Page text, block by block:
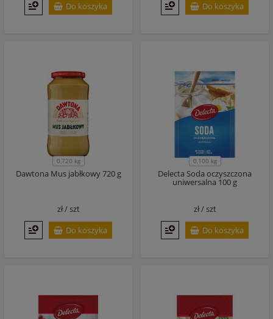
Do koszyka
Do koszyka
0,720 kg
Dawtona Mus jabłkowy 720 g
zł /szt
Do koszyka
0,100 kg
Delecta Soda oczyszczona
uniwersalna 100 g
zł /szt
Do koszyka